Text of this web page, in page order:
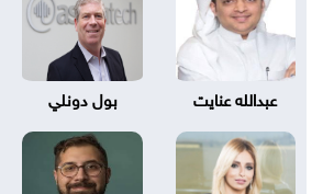
عبدالله عنايت بول دونلي